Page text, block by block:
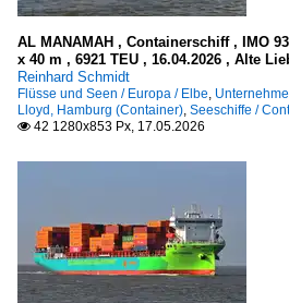
AL MANAMAH , Containerschiff , IMO
x 40 m , 6921 TEU , 16.04.2026 , Alte
Reinhard Schmidt
Flüsse und Seen / Europa / Elbe,
Lloyd, Hamburg (Container), Seeschiffe /
 42 1280x853 Px, 17.05.2026